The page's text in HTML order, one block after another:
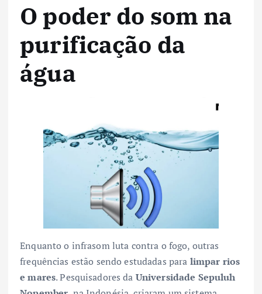
O poder do som na
purificação da
água
Enquanto o infrasom luta contra o fogo, outras
frequências estão sendo estudadas para limpar rios
e mares. Pesquisadores da Universidade Sepuluh